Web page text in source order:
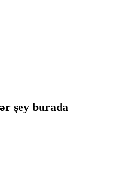
şey burada